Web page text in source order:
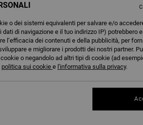
XS
o dei sistemi equivalenti per salvare e/o
di navigazione e il tuo indirizzo IP) potrebbero
l’efficacia dei contenuti e della pubblicità, per
e migliorare i prodotti dei nostri partner.
o negandolo ad altri tipi di cookie (ad
politica sui cookie e l'informativa sulla privacy.